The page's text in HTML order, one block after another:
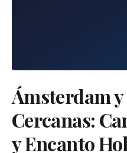
Ámsterdam
Cercanas:
y Encanto